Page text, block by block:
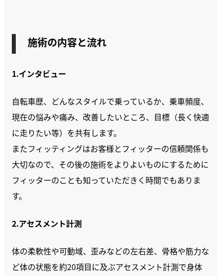
施術の内容と流れ
1.インタビュー
自転車歴、どんなスタイルで乗っているか、乗車頻度、
現在の悩みや痛み、改善したいところ、目標（長く快適
に走りたい等）を共有します。
またフィッティングはお客様とフィッターの信頼関係も
大切なので、その後の施術をよりよいものにするために
フィッターのことも知っていただきく時間でもありま
す。
2.アセスメント計測
体の柔軟性や可動域、歪みなどの左右差、骨格や筋力な
ど体の状態を約20項目に及ぶアセスメント計測で身体